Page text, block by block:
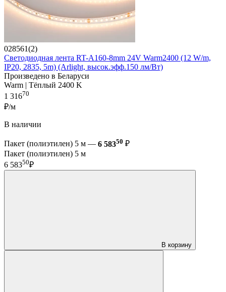
028561(2)
Светодиодная лента RT-A160-8mm 24V Warm2400 (12 W/m,
IP20, 2835, 5m) (Arlight, высок.эфф.150 лм/Вт)
Произведено в Беларуси
Warm | Тёплый 2400 K
1 31670
₽/м
В наличии
Пакет (полиэтилен) 5 м — 6 58350 ₽
Пакет (полиэтилен) 5 м
6 58350₽
В корзину